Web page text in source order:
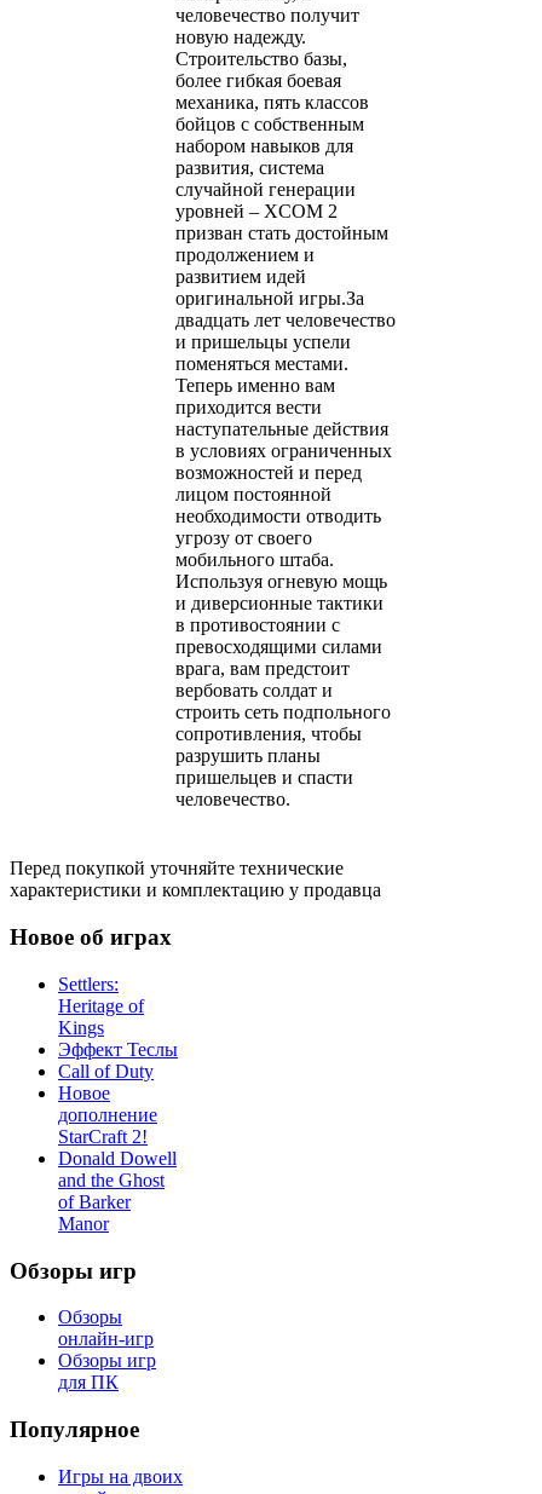
человечество получит
новую надежду.
Строительство базы,
более гибкая боевая
механика, пять классов
бойцов с собственным
набором навыков для
развития, система
случайной генерации
уровней – XCOM 2
призван стать достойным
продолжением и
развитием идей
оригинальной игры.За
двадцать лет человечество
и пришельцы успели
поменяться местами.
Теперь именно вам
приходится вести
наступательные действия
в условиях ограниченных
возможностей и перед
лицом постоянной
необходимости отводить
угрозу от своего
мобильного штаба.
Используя огневую мощь
и диверсионные тактики
в противостоянии с
превосходящими силами
врага, вам предстоит
вербовать солдат и
строить сеть подпольного
сопротивления, чтобы
разрушить планы
пришельцев и спасти
человечество.
Перед покупкой уточняйте технические
характеристики и комплектацию у продавца
Новое об играх
Settlers:
Heritage of
Kings
Эффект Теслы
Call of Duty
Новое
дополнение
StarCraft 2!
Donald Dowell
and the Ghost
of Barker
Manor
Обзоры игр
Обзоры
онлайн-игр
Обзоры игр
для ПК
Популярное
Игры на двоих